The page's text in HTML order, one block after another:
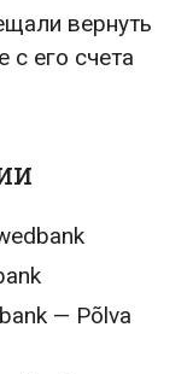
вернуть
с его счета
— Põlva